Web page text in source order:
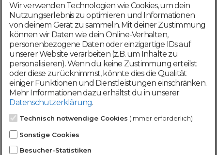
Mit deiner Registrierung bestätigst du,
dass du dieAGBund
Datenschutzerklärung akzeptierst
Weiter
Werde jetzt Teil der
DomainCatcher-
Community!
Wir verwenden Technologien wie Cookies, um dein
Nutzungserlebnis zu optimieren und Informationen
von deinem Gerät zu sammeln. Mit deiner Zustimmung
können wir Daten wie dein Online-Verhalten,
personenbezogene Daten oder einzigartige IDs auf
unserer Website verarbeiten (z.B. um Inhalte zu
personalisieren). Wenn du keine Zustimmung erteilst
oder diese zurücknimmst, könnte dies die Qualität
einiger Funktionen und Dienstleistungen einschränken.
Mehr Informationen dazu erhältst du in unserer
Datenschutzerklärung.
Technisch notwendige Cookies (immer erforderlich)
Sonstige Cookies
Besucher-Statistiken